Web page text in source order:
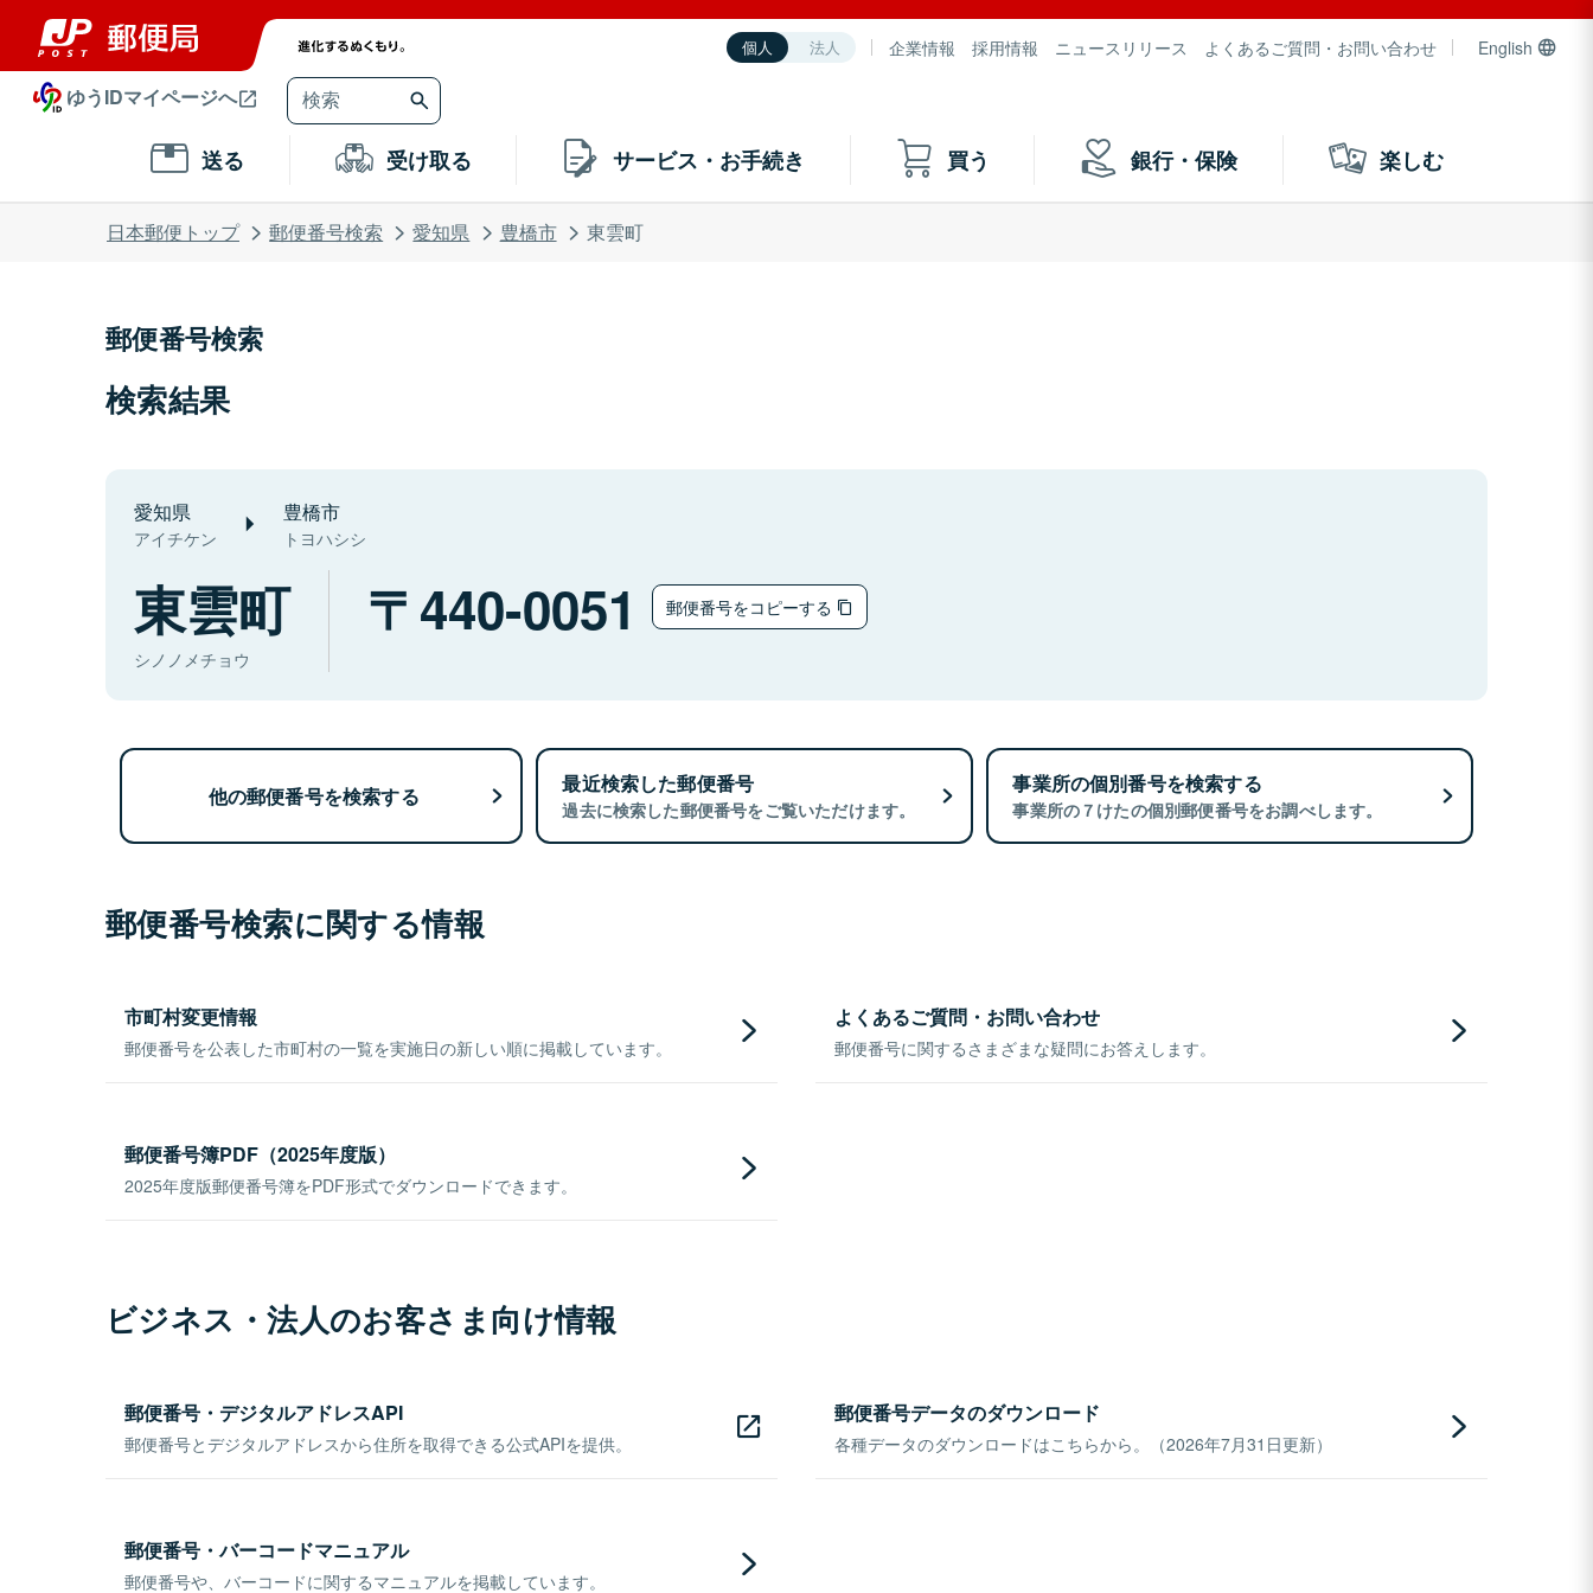
個人 法人 企業情報 採用情報 ニュースリリース よくあるご質問・お問い合わせ English
ゆうIDマイページへ
送る 受け取る サービス・お手続き 買う 銀行・保険 楽しむ
日本郵便トップ 郵便番号検索 愛知県 豊橋市 東雲町
郵便番号検索
検索結果
愛知県
アイチケン
豊橋市
トヨハシシ
東雲町
シノノメチョウ
440-0051 郵便番号をコピーする
他の郵便番号を検索する 最近検索した郵便番号
過去に検索した郵便番号をご覧いただけます。
事業所の個別番号を検索する
事業所の７けたの個別郵便番号をお調べします。
郵便番号検索に関する情報
市町村変更情報
郵便番号を公表した市町村の一覧を実施日の新しい順に掲載しています。
よくあるご質問・お問い合わせ
郵便番号に関するさまざまな疑問にお答えします。
郵便番号簿PDF（2025年度版）
2025年度版郵便番号簿をPDF形式でダウンロードできます。
ビジネス・法人のお客さま向け情報
郵便番号・デジタルアドレスAPI
郵便番号とデジタルアドレスから住所を取得できる公式APIを提供。
郵便番号データのダウンロード
各種データのダウンロードはこちらから。（2026年7月31日更新）
郵便番号・バーコードマニュアル
郵便番号や、バーコードに関するマニュアルを掲載しています。